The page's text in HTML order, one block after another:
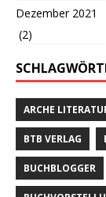
Dezember 2021
(2)
ARCHE
BTB VERLAG
BUCHBLOGGER